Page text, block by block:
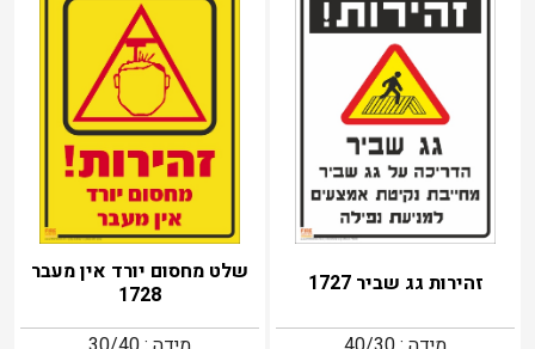
זהירות גג שביר 1727
שלט מחסום יורד אין מעבר
1728